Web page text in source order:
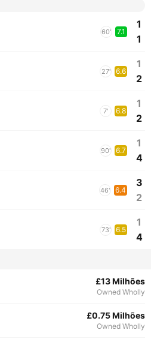
60' 7.1
1
1
27' 6.6
1
2
7' 6.8
1
2
90' 6.7
1
4
46' 6.4
3
2
73' 6.5
1
4
£13 Milhões
Owned Wholly
£0.75 Milhões
Owned Wholly